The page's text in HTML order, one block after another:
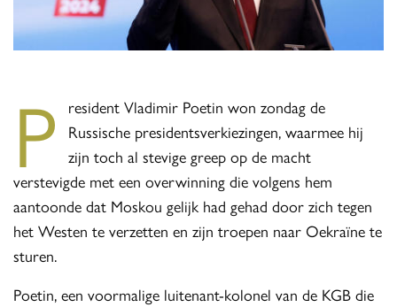
P
resident Vladimir Poetin won zondag de
Russische presidentsverkiezingen, waarmee hij
zijn toch al stevige greep op de macht
verstevigde met een overwinning die volgens hem
aantoonde dat Moskou gelijk had gehad door zich tegen
het Westen te verzetten en zijn troepen naar Oekraïne te
sturen.
Poetin, een voormalige luitenant-kolonel van de KGB die